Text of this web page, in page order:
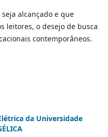
alcançado e que
leitores, o desejo de busca
contemporâneos.
da Universidade